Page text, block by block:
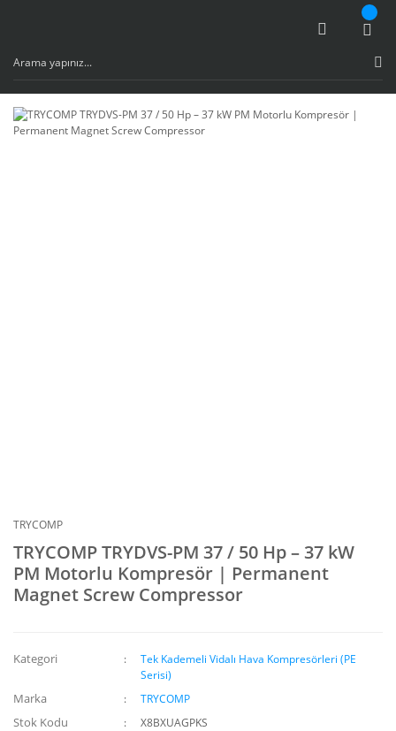
TRYCOMP
TRYCOMP TRYDVS-PM 37 / 50 Hp – 37 kW
PM Motorlu Kompresör | Permanent
Magnet Screw Compressor
Kategori
Tek Kademeli Vidalı Hava Kompresörleri (PE
Serisi)
Marka TRYCOMP
Stok Kodu X8BXUAGPKS